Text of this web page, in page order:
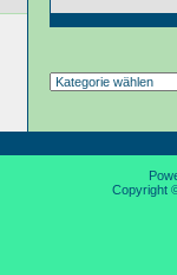
Copyright